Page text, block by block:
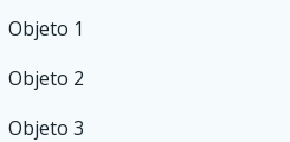
Objeto 1
Objeto 2
Objeto 3